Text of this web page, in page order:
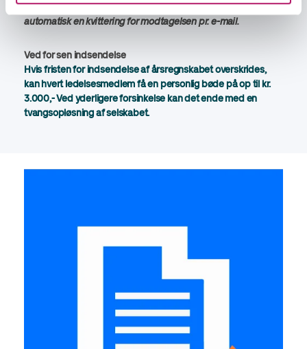
indsendelsesfristen anses for overholdt. Der sendes
automatisk en kvittering for modtagelsen pr. e-mail.
Ved for sen indsendelse
Hvis fristen for indsendelse af årsregnskabet overskrides,
kan hvert ledelsesmedlem få en personlig bøde på op til kr.
3.000,- Ved yderligere forsinkelse kan det ende med en
tvangsopløsning af selskabet.